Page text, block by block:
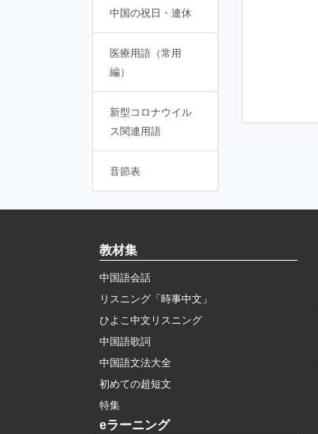
中国の祝日・連休
医療用語（常用
編）
新型コロナウイル
ス関連用語
音節表
教材集
中国語会話
リスニング「時事中文」
ひよこ中文リスニング
中国語歌詞
中国語文法大全
初めての超短文
特集
eラーニング